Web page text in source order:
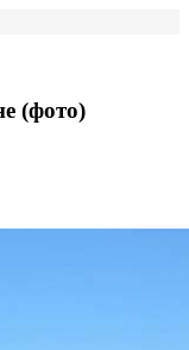
(фото)